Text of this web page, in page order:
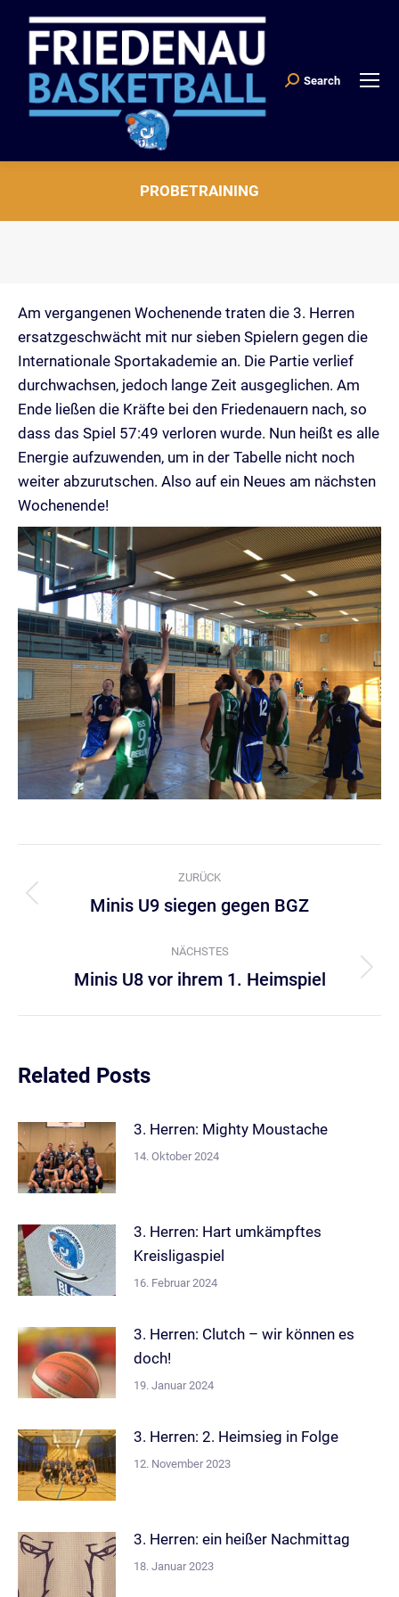
Search:
Search
PROBETRAINING
Am vergangenen Wochenende traten die 3. Herren
ersatzgeschwächt mit nur sieben Spielern gegen die
Internationale Sportakademie an. Die Partie verlief
durchwachsen, jedoch lange Zeit ausgeglichen. Am
Ende ließen die Kräfte bei den Friedenauern nach, so
dass das Spiel 57:49 verloren wurde. Nun heißt es alle
Energie aufzuwenden, um in der Tabelle nicht noch
weiter abzurutschen. Also auf ein Neues am nächsten
Wochenende!
Kommentarnavigation
ZURÜCK
Vorheriger
Minis U9 siegen gegen BGZ
NÄCHSTES
Nächster
Minis U8 vor ihrem 1. Heimspiel
Related Posts
3. Herren: Mighty Moustache
14. Oktober 2024
3. Herren: Hart umkämpftes
Kreisligaspiel
16. Februar 2024
3. Herren: Clutch – wir können es
doch!
19. Januar 2024
3. Herren: 2. Heimsieg in Folge
12. November 2023
3. Herren: ein heißer Nachmittag
18. Januar 2023